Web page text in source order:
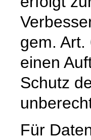
gem.
einen
Schutz
Für